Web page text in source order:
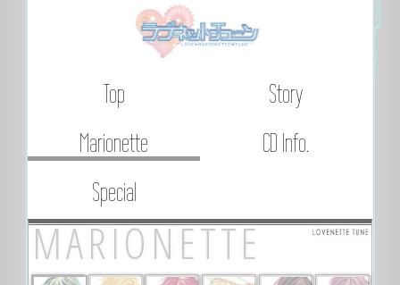
Top
Story
Marionette
CD Info.
Special
MARIONETTE